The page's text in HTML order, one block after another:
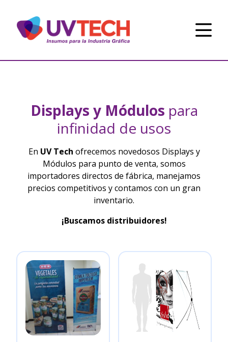
Displays y Módulos para
infinidad de usos
En UV Tech ofrecemos novedosos Displays y
Módulos para punto de venta, somos
importadores directos de fábrica, manejamos
precios competitivos y contamos con un gran
inventario.
¡Buscamos distribuidores!